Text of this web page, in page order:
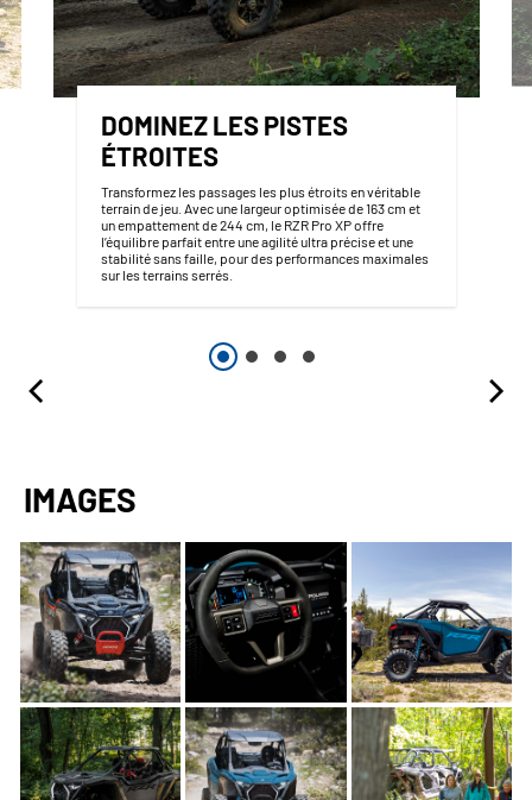
DOMINEZ LES PISTES
ÉTROITES
Transformez les passages les plus étroits en véritable
terrain de jeu. Avec une largeur optimisée de 163 cm et
un empattement de 244 cm, le RZR Pro XP offre
l’équilibre parfait entre une agilité ultra précise et une
stabilité sans faille, pour des performances maximales
sur les terrains serrés.
IMAGES